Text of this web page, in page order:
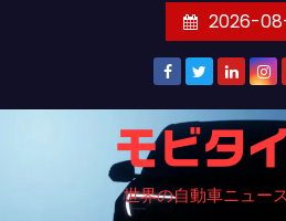
ン
2026-
モビタ
世界の自動車ニュー